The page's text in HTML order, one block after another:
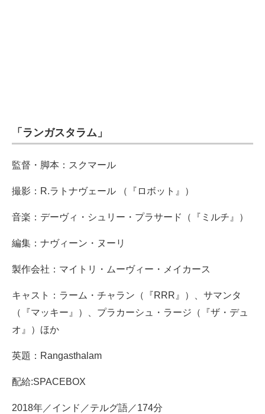
「ランガスタラム」
監督・脚本：スクマール
撮影：R.ラトナヴェール （『ロボット』）
音楽：デーヴィ・シュリー・プラサード（『ミルチ』）
編集：ナヴィーン・ヌーリ
製作会社：マイトリ・ムーヴィー・メイカース
キャスト：ラーム・チャラン（『RRR』）、サマンタ
（『マッキー』）、プラカーシュ・ラージ（『ザ・デュ
オ』）ほか
英題：Rangasthalam
配給:SPACEBOX
2018年／インド／テルグ語／174分